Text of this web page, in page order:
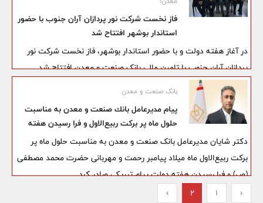
به کار کرده و گامی مهم در مسیر شکوفایی اقتصاد منطقه به شمار
فاز نخست شركت نور پردازان آران جنوب با حضور
استاندار بوشهر افتتاح شد
در آغاز هفته دولت و با حضور استاندار بوشهر، فاز نخست شرکت نور
پردازان آران جنوب با تامین مالی بانک صنعت و معدن افتتاح شد.
بانک صنعت و معدن
پیام مدیرعامل بانك صنعت و معدن به مناسبت
حلول ماه پر بركت ربیع‌الاول و فرا رسیدن هفته
دولت
دکتر شایان مدیرعامل بانک صنعت و معدن به مناسبت حلول ماه پر
برکت ربیع‌الاول ماه میلاد پیامبر رحمت و مهربانی حضرت محمد مصطفی
(ص) و فرا رسیدن هفته دولت پیام تبریکی صادر کرد.
‹
1
2
›